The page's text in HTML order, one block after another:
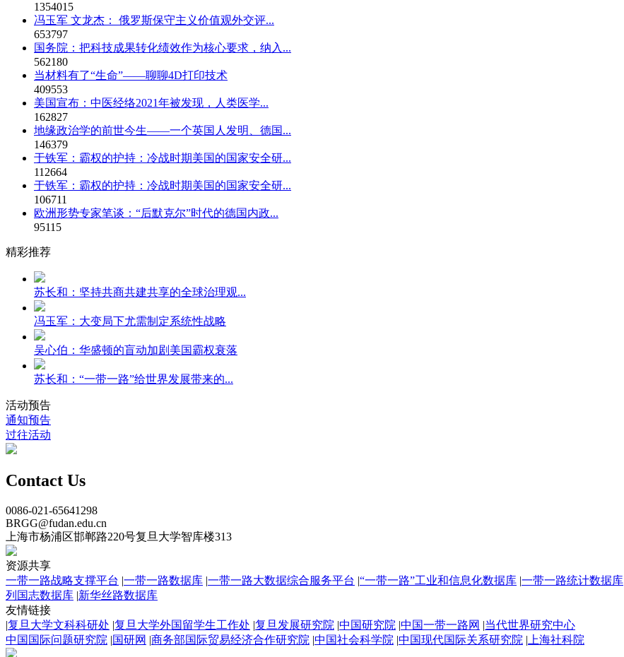
1354015
冯玉军 文龙杰： 俄罗斯保守主义价值观外交评...
653797
国务院：把科技成果转化绩效作为核心要求，纳入...
562180
当材料有了“生命”——聊聊4D打印技术
409553
美国宣布：中医经络2021年被发现，人类医学...
162827
地缘政治学的前世今生——一个英国人发明、德国...
146379
于铁军：霸权的护持：冷战时期美国的国家安全研...
112664
于铁军：霸权的护持：冷战时期美国的国家安全研...
106711
欧洲形势专家笔谈：“后默克尔”时代的德国内政...
95115
精彩推荐
苏长和：坚持共商共建共享的全球治理观...
冯玉军：大变局下尤需制定系统性战略
吴心伯：华盛顿的盲动加剧美国霸权衰落
苏长和：“一带一路”给世界发展带来的...
活动预告
通知预告
过往活动
Contact Us
0086-021-65641298
BRGG@fudan.edu.cn
上海市杨浦区邯郸路220号复旦大学智库楼313
资源共享
一带一路战略支撑平台 |一带一路数据库 |一带一路大数据综合服务平台 |“一带一路”工业和信息化数据库 |一带一路统计数据库
列国志数据库 |新华丝路数据库
友情链接
|复旦大学文科科研处 |复旦大学外国留学生工作处 |复旦发展研究院 |中国研究院 |中国一带一路网 |当代世界研究中心
中国国际问题研究院 |国研网 |商务部国际贸易经济合作研究院 |中国社会科学院 |中国现代国际关系研究院 | 上海社科院